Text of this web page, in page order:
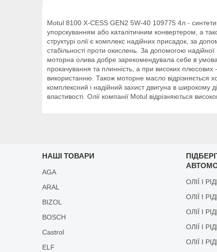
Motul 8100 X-CESS GEN2 5W-40 109775 4л -
упорскуванням або каталітичним конвертером, а
структурі олії є комплекс надійних присадок, за
стабільності проти окислень. За допомогою
моторна олива добре зарекомендувала себе в
прокачування та плинність, а при високих плюсових
використанню. Також моторне масло відрізняється
комплексний і надійний захист двигуна в широкому
властивості. Олії компанії Motul відрізняються
НАШІ ТОВАРИ
AGA
ARAL
BIZOL
BOSCH
Castrol
ELF
ОЛІЇ І
ОЛІЇ І
ОЛІЇ І
ОЛІЇ І
ОЛІЇ І